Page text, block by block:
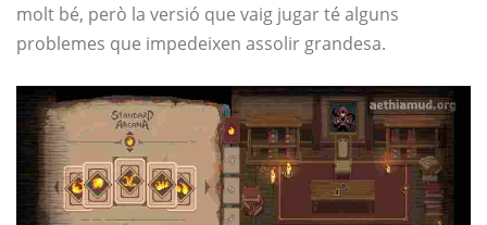
molt bé, però la versió que vaig jugar té alguns
problemes que impedeixen assolir grandesa.